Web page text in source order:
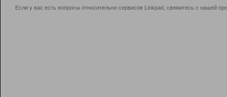
Если у вас есть вопросы относительно сервисов Linkpad, свяжитесь с нашей